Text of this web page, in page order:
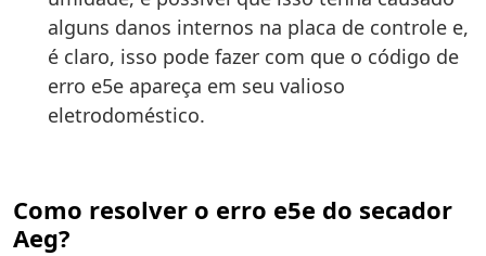
alguns danos internos na placa de controle e,
é claro, isso pode fazer com que o código de
erro e5e apareça em seu valioso
eletrodoméstico.
Como resolver o erro e5e do secador
Aeg?